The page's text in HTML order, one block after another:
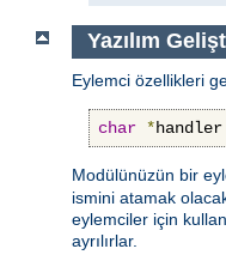
Yazılım
Eylemci özellikleri
char *handler
Modülünüzün bir
ismini atamak
eylemciler için
ayrılırlar.